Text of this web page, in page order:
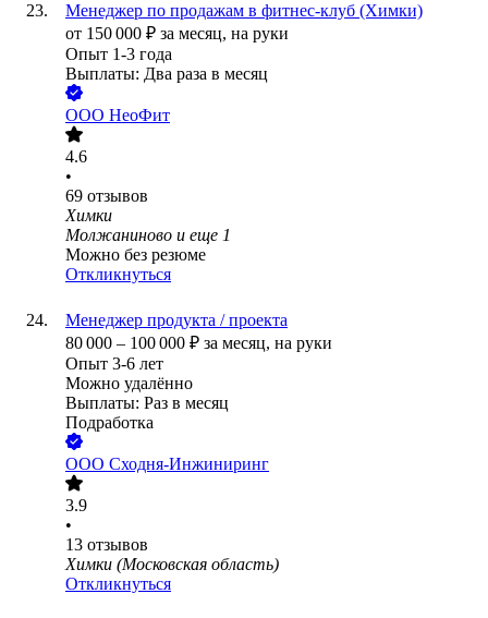
Менеджер по продажам в фитнес-клуб (Химки)
от 150 000 ₽ за месяц, на руки
Опыт 1-3 года
Выплаты: Два раза в месяц
ООО НеоФит
4.6
•
69 отзывов
Химки
Молжаниново и еще 1
Можно без резюме
Откликнуться
Менеджер продукта / проекта
80 000 – 100 000 ₽ за месяц, на руки
Опыт 3-6 лет
Можно удалённо
Выплаты: Раз в месяц
Подработка
ООО Сходня-Инжиниринг
3.9
•
13 отзывов
Химки (Московская область)
Откликнуться